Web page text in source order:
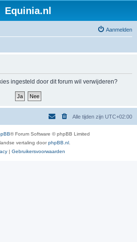
Equinia.nl
Aanmelden
ingesteld door dit forum wil verwijderen?
Alle tijden zijn UTC+02:00
® Forum Software © phpBB Limited
vertaling doorphpBB.nl
| Gebruikersvoorwaarden